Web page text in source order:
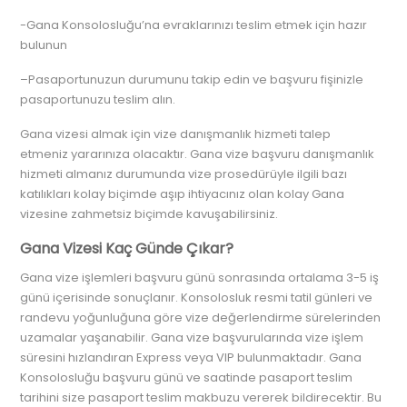
-Gana Konsolosluğu’na evraklarınızı teslim etmek için hazır
bulunun
–Pasaportunuzun durumunu takip edin ve başvuru fişinizle
pasaportunuzu teslim alın.
Gana vizesi almak için vize danışmanlık hizmeti talep
etmeniz yararınıza olacaktır. Gana vize başvuru danışmanlık
hizmeti almanız durumunda vize prosedürüyle ilgili bazı
katılıkları kolay biçimde aşıp ihtiyacınız olan kolay Gana
vizesine zahmetsiz biçimde kavuşabilirsiniz.
Gana Vizesi Kaç Günde Çıkar?
Gana vize işlemleri başvuru günü sonrasında ortalama 3-5 iş
günü içerisinde sonuçlanır. Konsolosluk resmi tatil günleri ve
randevu yoğunluğuna göre vize değerlendirme sürelerinden
uzamalar yaşanabilir. Gana vize başvurularında vize işlem
süresini hızlandıran Express veya VIP bulunmaktadır. Gana
Konsolosluğu başvuru günü ve saatinde pasaport teslim
tarihini size pasaport teslim makbuzu vererek bildirecektir. Bu